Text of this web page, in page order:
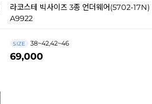
라코스테 빅사이즈 3종 언더웨어(5702-17N)
A9922
SIZE 38~42,42~46
69,000